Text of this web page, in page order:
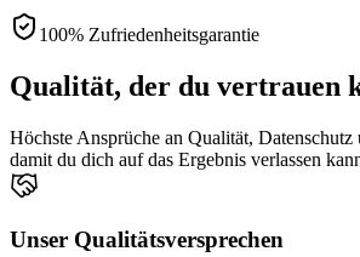
100% Zufriedenheitsgarantie
Qualität, der du vertrauen
Höchste Ansprüche an Qualität,
damit du dich auf das Ergebnis verlassen
Unser Qualitätsversprechen